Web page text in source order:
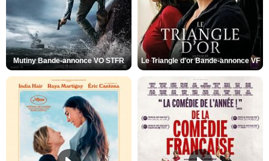
Mutiny Bande-annonce VO STFR Le Triangle d'or Bande-annonce VF